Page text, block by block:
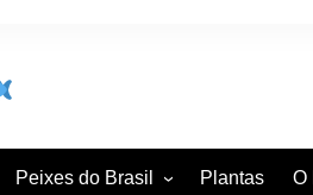
Peixes do Brasil Plantas O